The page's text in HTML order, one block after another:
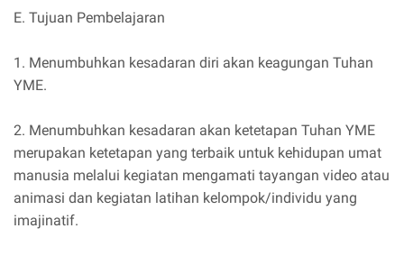
E. Tujuan Pembelajaran
1. Menumbuhkan kesadaran diri akan keagungan Tuhan
YME.
2. Menumbuhkan kesadaran akan ketetapan Tuhan YME
merupakan ketetapan yang terbaik untuk kehidupan umat
manusia melalui kegiatan mengamati tayangan video atau
animasi dan kegiatan latihan kelompok/individu yang
imajinatif.